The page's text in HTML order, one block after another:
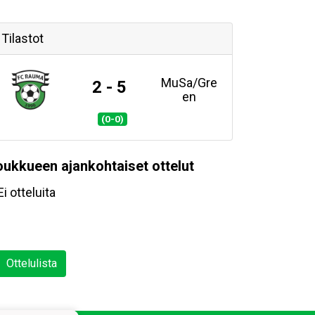
Tilastot
2 - 5
MuSa/Gre
en
(0-0)
ajankohtaiset ottelut
otteluita
Ottelulista